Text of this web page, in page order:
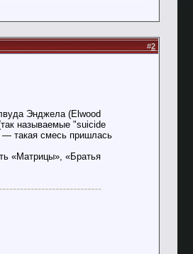
#2
Энджела (Elwood
называемые "suicide
— такая смесь пришлась
«Матрицы», «Братья